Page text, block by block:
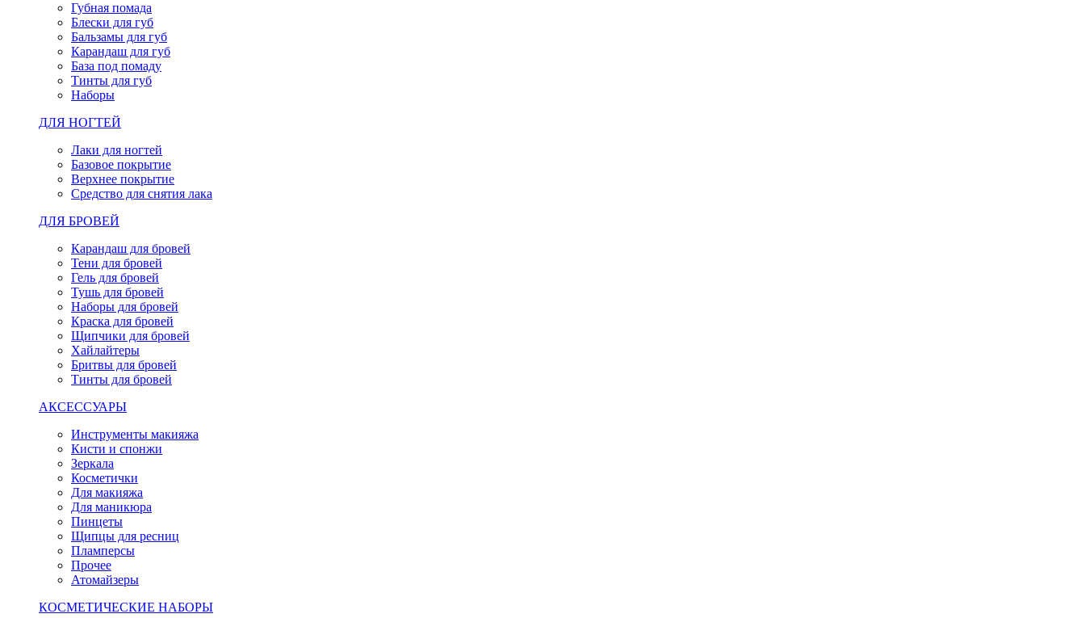
Губная помада
Блески для губ
Бальзамы для губ
Карандаш для губ
База под помаду
Тинты для губ
Наборы
ДЛЯ НОГТЕЙ
Лаки для ногтей
Базовое покрытие
Верхнее покрытие
Средство для снятия лака
ДЛЯ БРОВЕЙ
Карандаш для бровей
Тени для бровей
Гель для бровей
Тушь для бровей
Наборы для бровей
Краска для бровей
Щипчики для бровей
Хайлайтеры
Бритвы для бровей
Тинты для бровей
АКСЕССУАРЫ
Инструменты макияжа
Кисти и спонжи
Зеркала
Косметички
Для макияжа
Для маникюра
Пинцеты
Щипцы для ресниц
Пламперсы
Прочее
Атомайзеры
КОСМЕТИЧЕСКИЕ НАБОРЫ